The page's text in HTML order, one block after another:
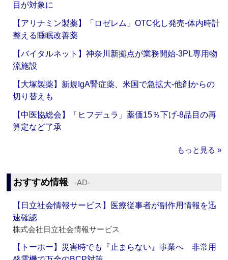
目が対象に
【アリナミン製薬】「ロゼレム」OTC化し発売‐体内時計
整える睡眠改善薬
【バイタルネット】神奈川新拠点が業務開始‐3PL専用物
流施設
【大塚製薬】新規IgA腎症薬、米国で急拡大‐他剤からの
切り替えも
【中医協総会】「ヒフデュラ」薬価15％下げ‐8品目の再
算定など了承
もっと見る »
おすすめ情報 ‐AD‐
【日立社会情報サービス】医療従事者が副作用情報を迅
速確認
株式会社日立社会情報サービス
【トーホー】災害時でも『止まらない』事業へ 非常用